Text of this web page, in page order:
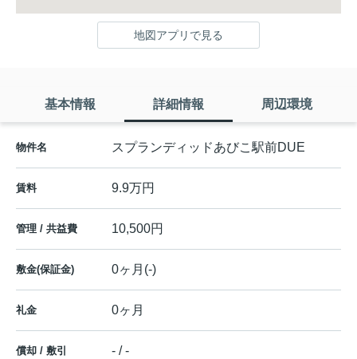
地図アプリで見る
基本情報 詳細情報 周辺環境
物件名 スプランディッドあびこ駅前DUE
賃料 9.9万円
管理 / 共益費 10,500円
敷金(保証金) 0ヶ月(-)
礼金 0ヶ月
償却 / 敷引 - / -